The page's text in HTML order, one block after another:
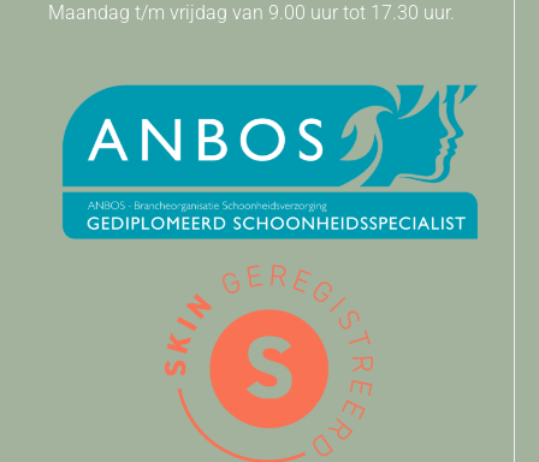
Maandag t/m vrijdag van 9.00 uur tot 17.30 uur.